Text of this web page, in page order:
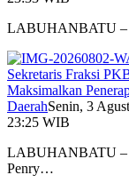
LABUHANBATU –
Sekretaris Fraksi
Maksimalkan
DaerahSenin, 3
23:25 WIB
LABUHANBATU –
Penry…